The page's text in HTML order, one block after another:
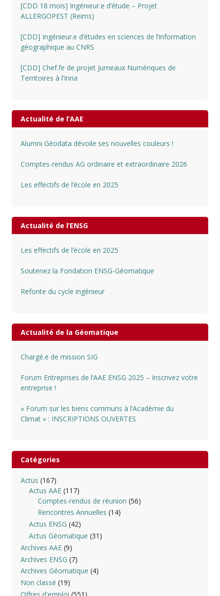
[CDD 18 mois] Ingénieur.e d’étude – Projet
ALLERGOPEST (Reims)
[CDD] Ingénieur.e d’études en sciences de l’information
géographique au CNRS
[CDD] Chef.fe de projet Jumeaux Numériques de
Territoires à l’Inria
Actualité de l’AAE
Alumni Géodata dévoile ses nouvelles couleurs !
Comptes-rendus AG ordinaire et extraordinaire 2026
Les effectifs de l’école en 2025
Actualité de l’ENSG
Les effectifs de l’école en 2025
Soutenez la Fondation ENSG-Géomatique
Refonte du cycle ingénieur
Actualité de la Géomatique
Chargé.e de mission SIG
Forum Entreprises de l’AAE ENSG 2025 – Inscrivez votre
entreprise !
« Forum sur les biens communs à l’Académie du
Climat » : INSCRIPTIONS OUVERTES
Catégories
Actus (167)
Actus AAE (117)
Comptes-rendus de réunion (56)
Rencontres Annuelles (14)
Actus ENSG (42)
Actus Géomatique (31)
Archives AAE(9)
Archives ENSG (7)
Archives Géomatique (4)
Non classé (19)